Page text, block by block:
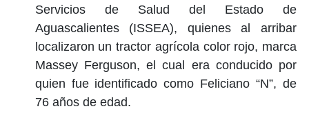
Servicios de Salud del Estado de
Aguascalientes (ISSEA), quienes al arribar
localizaron un tractor agrícola color rojo, marca
Massey Ferguson, el cual era conducido por
quien fue identificado como Feliciano “N”, de
76 años de edad.